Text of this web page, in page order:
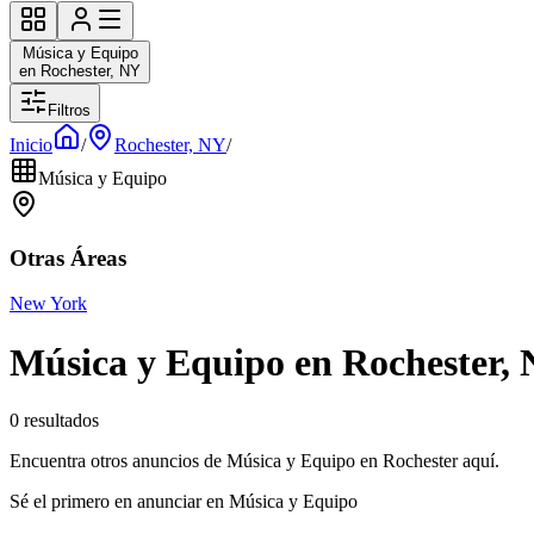
Música y Equipo
en Rochester, NY
Filtros
Inicio / Rochester, NY/
Música y Equipo
Otras Áreas
New York
Música y Equipo en Rochester,
0 resultados
Encuentra otros anuncios de Música y Equipo en Rochester aquí.
Sé el primero en anunciar en Música y Equipo